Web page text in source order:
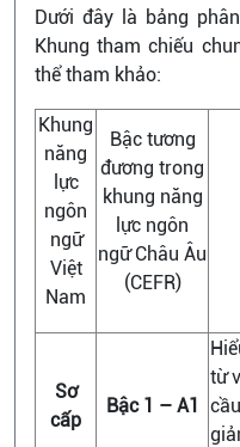
Dưới đây là bảng
Khung tham chiếu
thể tham khảo:
Khung
năng
lực
ngôn
ngữ
Việt
Nam
Bậc tương
đương trong
khung năng
lực ngôn
ngữ Châu Âu
(CEFR)
Sơ
cấp
Bậc 1 – A1
từ